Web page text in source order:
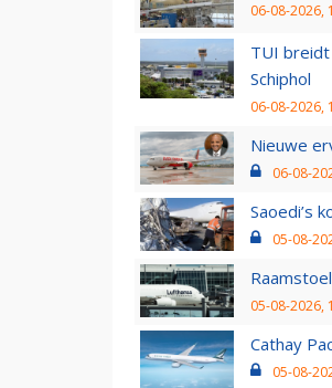
06-08-2026,
TUI breidt
Schiphol
06-08-2026,
Nieuwe
06-08-
Saoedi’s
05-08-
05-08-2026,
Cathay
05-08-